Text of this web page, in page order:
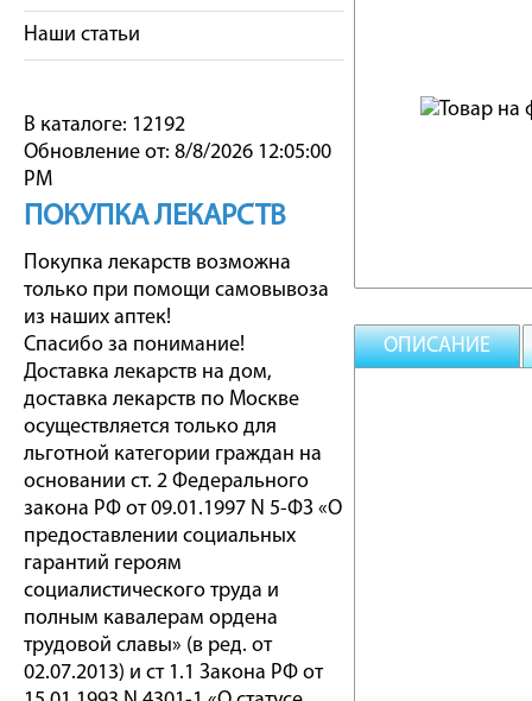
Наши статьи
В каталоге: 12192
Обновление от: 8/8/2026 12:05:00
PM
ПОКУПКА ЛЕКАРСТВ
Покупка лекарств возможна
только при помощи самовывоза
из наших аптек!
Спасибо за понимание!
Доставка лекарств на дом,
доставка лекарств по Москве
осуществляется только для
льготной категории граждан на
основании ст. 2 Федерального
закона РФ от 09.01.1997 N 5-ФЗ «О
предоставлении социальных
гарантий героям
социалистического труда и
полным кавалерам ордена
трудовой славы» (в ред. от
02.07.2013) и ст 1.1 Закона РФ от
ОПИСАНИЕ